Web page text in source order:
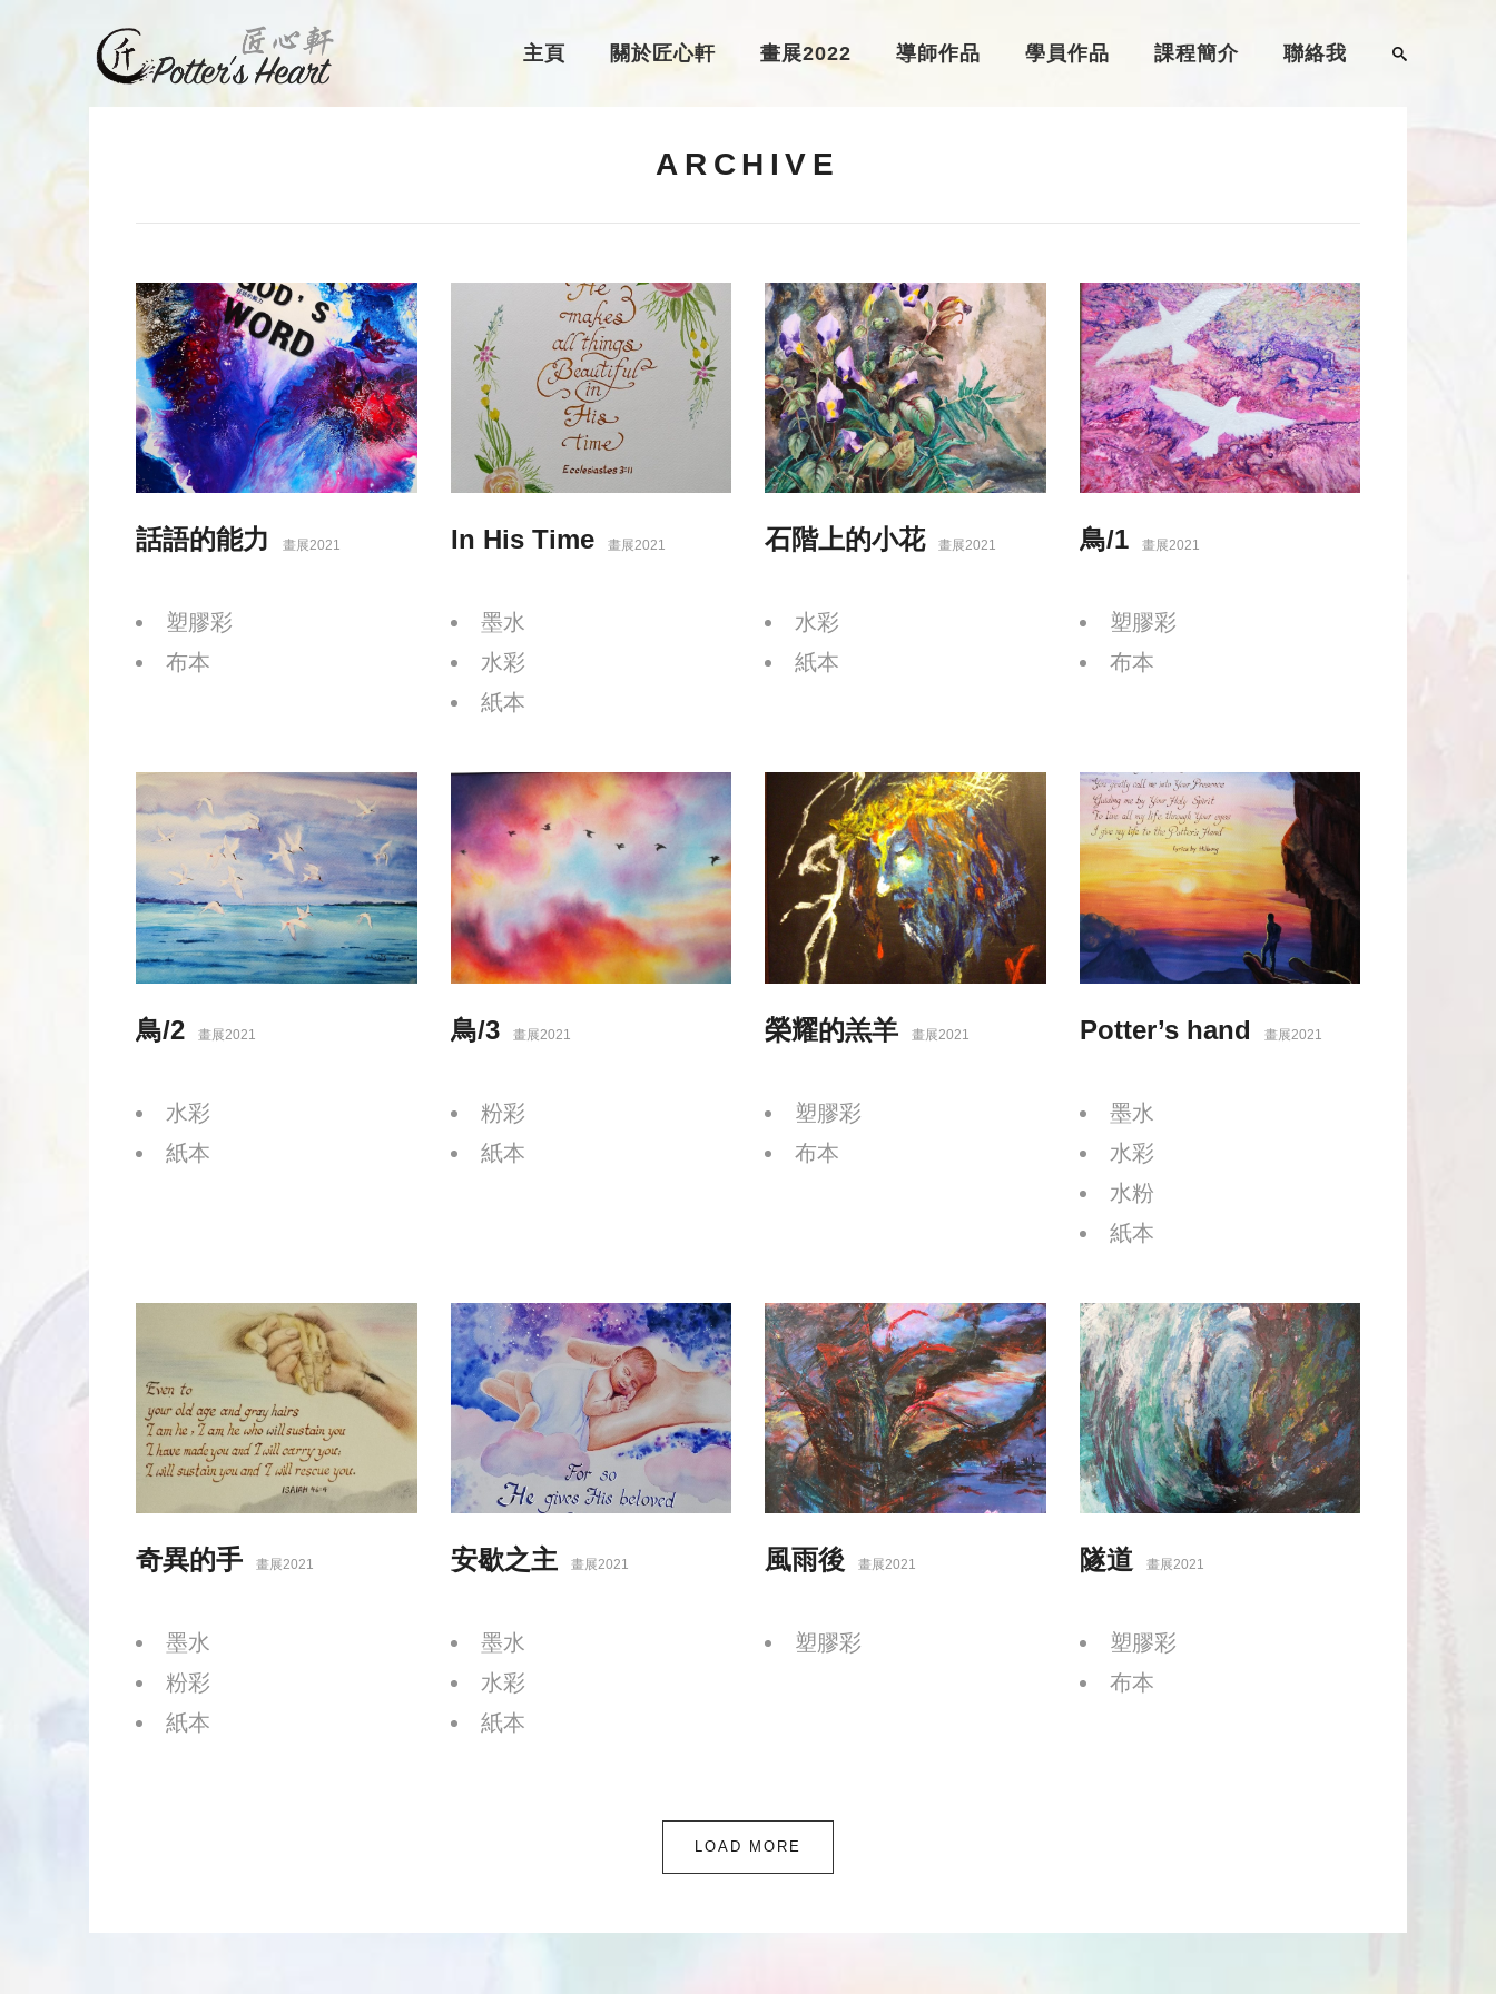
主頁 關於匠心軒 畫展2022 導師作品 學員作品 課程簡介 聯絡我
ARCHIVE
話語的能力 畫展2021
塑膠彩
布本
In His Time 畫展2021
墨水
水彩
紙本
石階上的小花 畫展2021
水彩
紙本
鳥/1 畫展2021
塑膠彩
布本
鳥/2 畫展2021
水彩
紙本
鳥/3 畫展2021
粉彩
紙本
榮耀的羔羊 畫展2021
塑膠彩
布本
Potter’s hand 畫展2021
墨水
水彩
水粉
紙本
奇異的手 畫展2021
墨水
粉彩
紙本
安歇之主 畫展2021
墨水
水彩
紙本
風雨後 畫展2021
塑膠彩
隧道 畫展2021
塑膠彩
布本
LOAD MORE